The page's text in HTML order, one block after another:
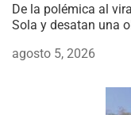
De la polémica al
Sola y desatan una
agosto 5, 2026